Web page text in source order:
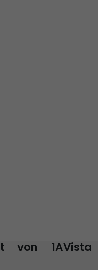
von 1AVista